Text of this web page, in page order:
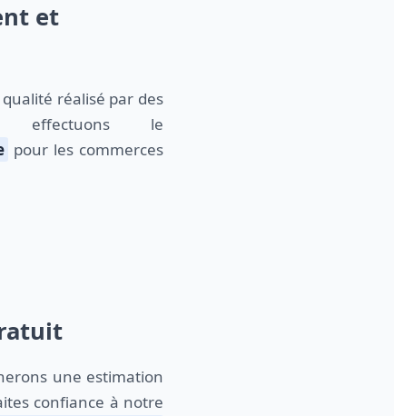
et
réalisé par des
effectuons le
pour les commerces
confiance à notre